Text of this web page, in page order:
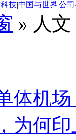
技|中国与世界|公
» 人文
体机
为何